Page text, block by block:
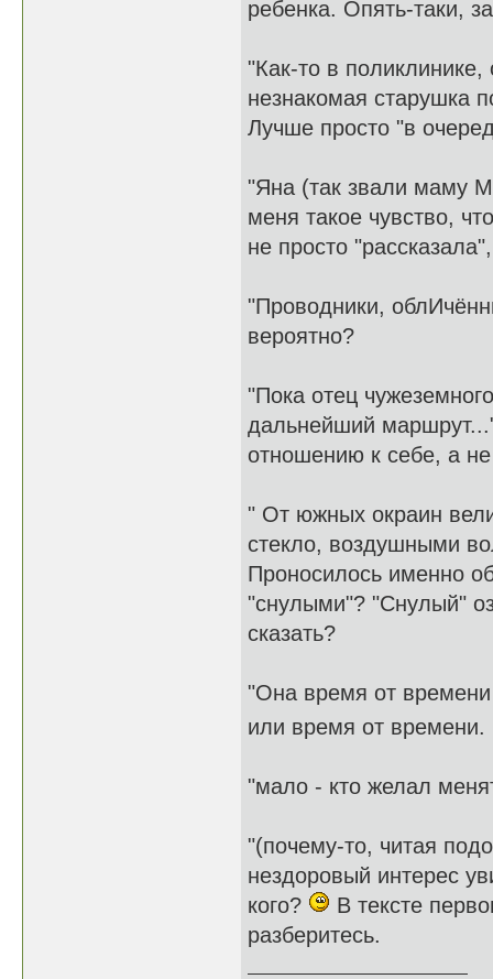
ребенка. Опять-таки,
"Как-то в
незнакомая старушка
Лучше просто "в
"Яна (так звали маму
меня такое чувство,
не просто
"Проводники,
вероятно?
"Пока отец
дальнейший
отношению к себе, а не
" От южных окраин
стекло, воздушными
Проносилось именно
"снулыми"? "Снулый"
сказать?
"Она время от
или время от времени.
"мало - кто желал
"(почему-то, читая
нездоровый интерес
кого?
В тексте
разберитесь.